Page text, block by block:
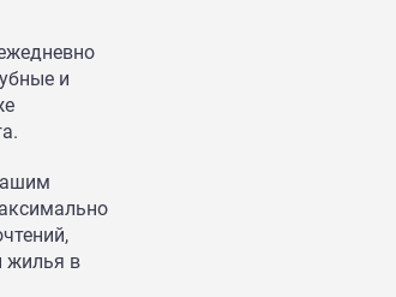
и
жилья в